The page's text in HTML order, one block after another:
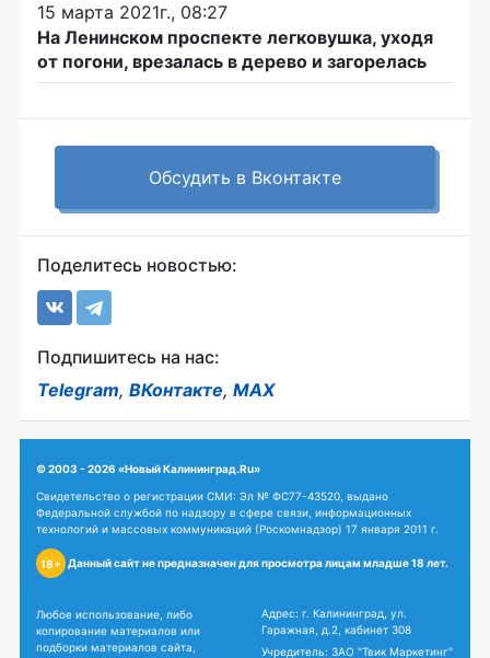
15 марта 2021г., 08:27
На Ленинском проспекте легковушка, уходя
от погони, врезалась в дерево и загорелась
Обсудить в Вконтакте
Поделитесь новостью:
Подпишитесь на нас:
Telegram, ВКонтакте, MAX
© 2003 - 2026 «Новый Калининград.Ru»
Свидетельство о регистрации СМИ: Эл № ФС77-43520, выдано
Федеральной службой по надзору в сфере связи, информационных
технологий и массовых коммуникаций (Роскомнадзор) 17 января 2011 г.
18+ Данный сайт не предназначен для просмотра лицам младше 18 лет.
Любое использование, либо
копирование материалов или
подборки материалов сайта,
Адрес: г. Калининград, ул.
Гаражная, д.2, кабинет 308
Учредитель: ЗАО "Твик Маркетинг"